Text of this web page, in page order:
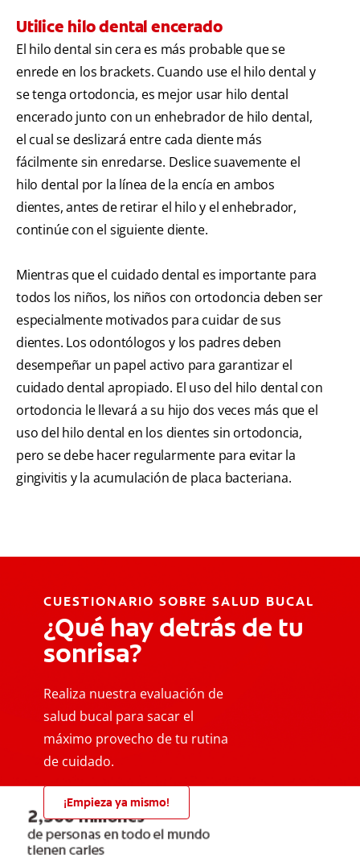
Utilice hilo dental encerado
El hilo dental sin cera es más probable que se
enrede en los brackets. Cuando use el hilo dental y
se tenga ortodoncia, es mejor usar hilo dental
encerado junto con un enhebrador de hilo dental,
el cual se deslizará entre cada diente más
fácilmente sin enredarse. Deslice suavemente el
hilo dental por la línea de la encía en ambos
dientes, antes de retirar el hilo y el enhebrador,
continúe con el siguiente diente.
Mientras que el cuidado dental es importante para
todos los niños, los niños con ortodoncia deben ser
especialmente motivados para cuidar de sus
dientes. Los odontólogos y los padres deben
desempeñar un papel activo para garantizar el
cuidado dental apropiado. El uso del hilo dental con
ortodoncia le llevará a su hijo dos veces más que el
uso del hilo dental en los dientes sin ortodoncia,
pero se debe hacer regularmente para evitar la
gingivitis y la acumulación de placa bacteriana.
CUESTIONARIO SOBRE SALUD BUCAL
¿Qué hay detrás de tu
sonrisa?
Realiza nuestra evaluación de
salud bucal para sacar el
máximo provecho de tu rutina
de cuidado.
¡Empieza ya mismo!